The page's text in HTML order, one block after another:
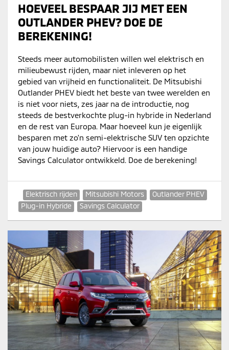
HOEVEEL BESPAAR JIJ MET EEN
OUTLANDER PHEV? DOE DE
BEREKENING!
Steeds meer automobilisten willen wel elektrisch en
milieubewust rijden, maar niet inleveren op het
gebied van vrijheid en functionaliteit. De Mitsubishi
Outlander PHEV biedt het beste van twee werelden en
is niet voor niets, zes jaar na de introductie, nog
steeds de bestverkochte plug-in hybride in Nederland
en de rest van Europa. Maar hoeveel kun je eigenlijk
besparen met zo'n semi-elektrische SUV ten opzichte
van jouw huidige auto? Hiervoor is een handige
Savings Calculator ontwikkeld. Doe de berekening!
Elektrisch rijden Mitsubishi Motors
Outlander PHEV
Plug-in Hybride
Savings Calculator